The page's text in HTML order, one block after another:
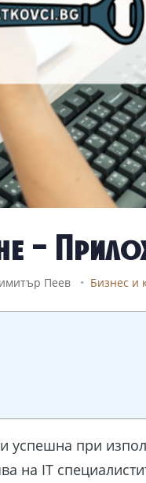
–
Пеев • Бизнес и
успешна при
на IT